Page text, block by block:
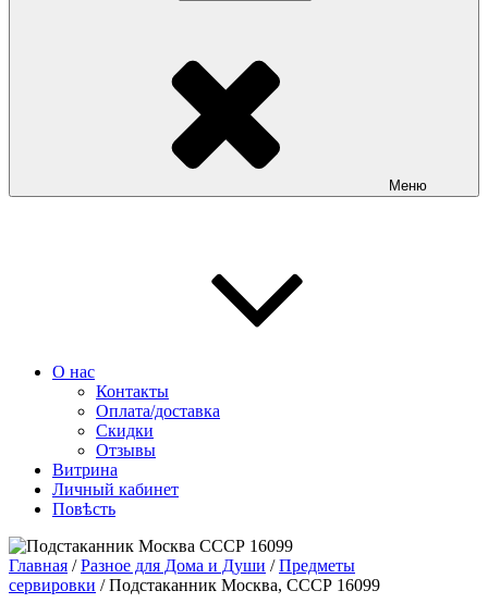
Меню
О нас
Контакты
Оплата/доставка
Скидки
Отзывы
Витрина
Личный кабинет
Повѣсть
Главная /Разное для Дома и Души /Предметы
сервировки / Подстаканник Москва, СССР 16099